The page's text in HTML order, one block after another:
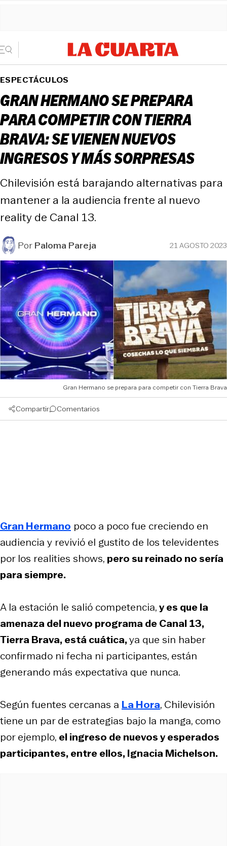
ESPECTÁCULOS
GRAN HERMANO SE PREPARA
PARA COMPETIR CON TIERRA
BRAVA: SE VIENEN NUEVOS
INGRESOS Y MÁS SORPRESAS
Chilevisión está barajando alternativas para
mantener a la audiencia frente al nuevo
reality de Canal 13.
PorPaloma Pareja 21 AGOSTO 2023
Gran Hermano se prepara para competir con Tierra Brava
Compartir Comentarios
Gran Hermano poco a poco fue creciendo en
audiencia y revivió el gustito de los televidentes
por los realities shows, pero su reinado no sería
para siempre.
A la estación le salió competencia,y es que la
amenaza del nuevo programa de Canal 13,
Tierra Brava, está cuática,ya que sin haber
confirmado ni fecha ni participantes, están
generando más expectativa que nunca.
Según fuentes cercanas a La Hora, Chilevisión
tiene un par de estrategias bajo la manga, como
por ejemplo, el ingreso de nuevos y esperados
participantes, entre ellos, Ignacia Michelson.